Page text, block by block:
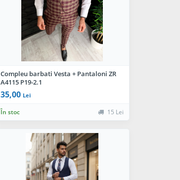
Compleu barbati Vesta + Pantaloni ZR
A4115 P19-2.1
35,00 Lei
În stoc 15 Lei